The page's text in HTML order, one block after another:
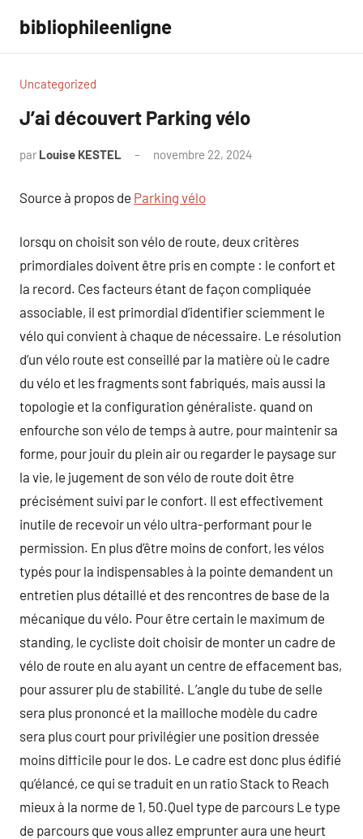
contenu
bibliophileenligne
Uncategorized
J’ai découvert Parking vélo
par Louise KESTEL novembre 22, 2024
Source à propos de Parking vélo
lorsqu on choisit son vélo de route, deux critères
primordiales doivent être pris en compte : le confort et
la record. Ces facteurs étant de façon compliquée
associable, il est primordial d’identifier sciemment le
vélo qui convient à chaque de nécessaire. Le résolution
d’un vélo route est conseillé par la matière où le cadre
du vélo et les fragments sont fabriqués, mais aussi la
topologie et la configuration généraliste. quand on
enfourche son vélo de temps à autre, pour maintenir sa
forme, pour jouir du plein air ou regarder le paysage sur
la vie, le jugement de son vélo de route doit être
précisément suivi par le confort. Il est effectivement
inutile de recevoir un vélo ultra-performant pour le
permission. En plus d’être moins de confort, les vélos
typés pour la indispensables à la pointe demandent un
entretien plus détaillé et des rencontres de base de la
mécanique du vélo. Pour être certain le maximum de
standing, le cycliste doit choisir de monter un cadre de
vélo de route en alu ayant un centre de effacement bas,
pour assurer plu de stabilité. L’angle du tube de selle
sera plus prononcé et la mailloche modèle du cadre
sera plus court pour privilégier une position dressée
moins difficile pour le dos. Le cadre est donc plus édifié
qu’élancé, ce qui se traduit en un ratio Stack to Reach
mieux à la norme de 1, 50.Quel type de parcours Le type
de parcours que vous allez emprunter aura une heurt